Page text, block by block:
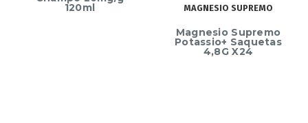
120ml MAGNESIO SUPREMO
Magnesio Supremo
Potassio+ Saquetas
4,8G X24